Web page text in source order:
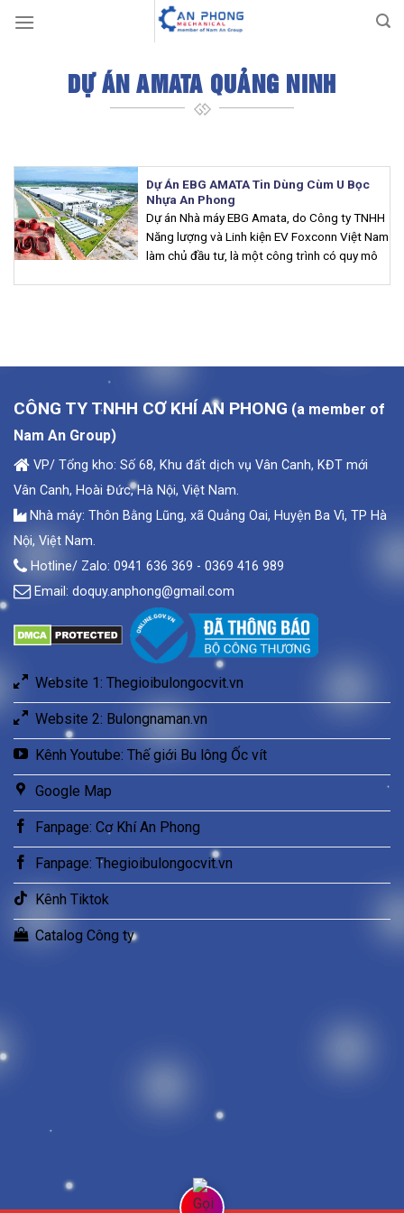
DỰ ÁN AMATA QUẢNG NINH
Dự Án EBG AMATA Tin Dùng Cùm U Bọc
Nhựa An Phong
Dự án Nhà máy EBG Amata, do Công ty TNHH
Năng lượng và Linh kiện EV Foxconn Việt Nam
làm chủ đầu tư, là một công trình có quy mô
CÔNG TY TNHH CƠ KHÍ AN PHONG (a member of
Nam An Group)
VP/ Tổng kho: Số 68, Khu đất dịch vụ Vân Canh, KĐT mới
Vân Canh, Hoài Đức, Hà Nội, Việt Nam.
Nhà máy: Thôn Bằng Lũng, xã Quảng Oai, Huyện Ba Vì, TP Hà
Nội, Việt Nam.
Hotline/ Zalo: 0941 636 369 - 0369 416 989
Email: doquy.anphong@gmail.com
Website 1: Thegioibulongocvit.vn
Website 2: Bulongnaman.vn
Kênh Youtube: Thế giới Bu lông Ốc vít
Google Map
Fanpage: Cơ Khí An Phong
Fanpage: Thegioibulongocvit.vn
Kênh Tiktok
Catalog Công ty